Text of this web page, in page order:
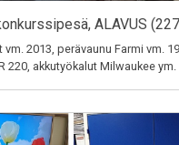
ALAVUS
2013, perävaunu Farmi vm.
220, akkutyökalut Milwaukee ym.